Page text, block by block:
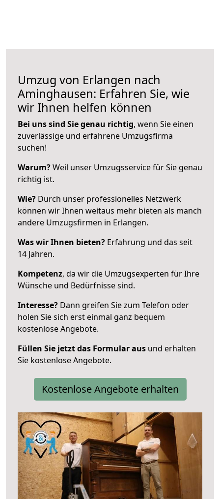
Umzug von Erlangen nach
Aminghausen: Erfahren Sie, wie
wir Ihnen helfen können
Bei uns sind Sie genau richtig, wenn Sie einen
zuverlässige und erfahrene Umzugsfirma
suchen!
Warum?Weil unser Umzugsservice für Sie genau
richtig ist.
Wie? Durch unser professionelles Netzwerk
können wir Ihnen weitaus mehr bieten als manch
andere Umzugsfirmen in Erlangen.
Was wir Ihnen bieten? Erfahrung und das seit
14 Jahren.
Kompetenz, da wir die Umzugsexperten für Ihre
Wünsche und Bedürfnisse sind.
Interesse? Dann greifen Sie zum Telefon oder
holen Sie sich erst einmal ganz bequem
kostenlose Angebote.
Füllen Sie jetzt das Formular aus und erhalten
Sie kostenlose Angebote.
Kostenlose Angebote erhalten